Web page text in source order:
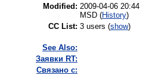
Modified: 2009-04-06 20:44
MSD (History)
CC List: 3 users (show)
See Also:
Заявки RT:
Связано с: